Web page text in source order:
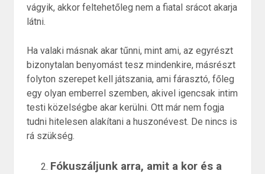
vágyik, akkor feltehetőleg nem a fiatal srácot akarja
látni.
Ha valaki másnak akar tűnni, mint ami, az egyrészt
bizonytalan benyomást tesz mindenkire, másrészt
folyton szerepet kell játszania, ami fárasztó, főleg
egy olyan emberrel szemben, akivel igencsak intim
testi közelségbe akar kerülni. Ott már nem fogja
tudni hitelesen alakítani a huszonévest. De nincs is
rá szükség.
Fókuszáljunk arra, amit a kor és a